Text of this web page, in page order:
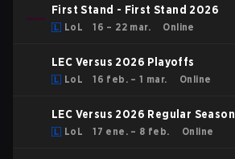
First Stand - First Stand 2026
LoL 16 – 22 mar. Online
LEC Versus 2026 Playoffs
LoL 16 feb. – 1 mar. Online
LEC Versus 2026 Regular Season
LoL 17 ene. – 8 feb. Online